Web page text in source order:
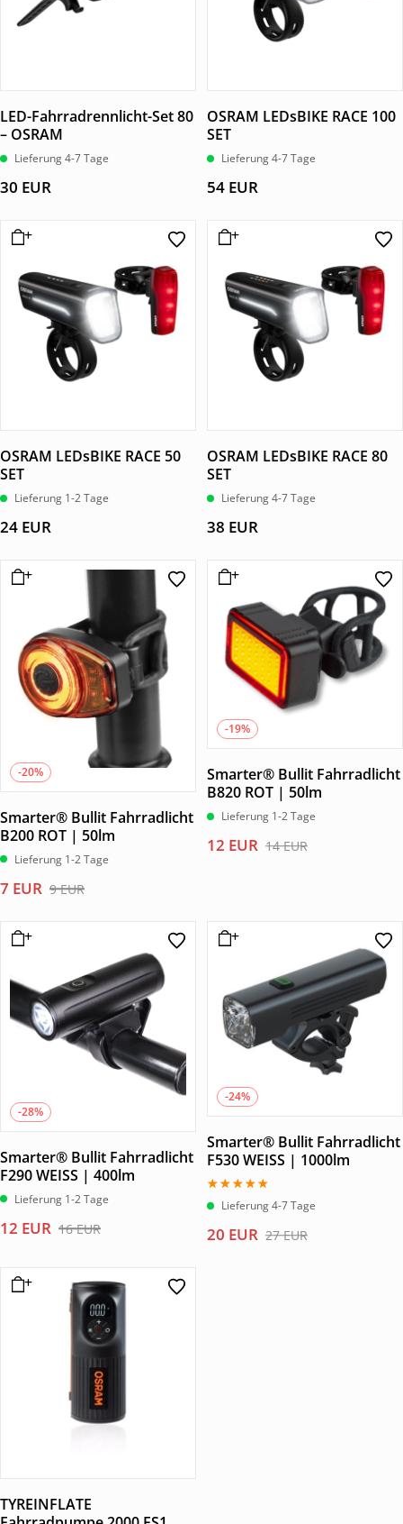
LED-Fahrradrennlicht-Set 80
– OSRAM
Lieferung 4-7 Tage
30 EUR
OSRAM LEDsBIKE RACE 100
SET
Lieferung 4-7 Tage
54 EUR
OSRAM LEDsBIKE RACE 50
SET
Lieferung 1-2 Tage
24 EUR
OSRAM LEDsBIKE RACE 80
SET
Lieferung 4-7 Tage
38 EUR
-20%
Smarter® Bullit Fahrradlicht
B200 ROT | 50lm
Lieferung 1-2 Tage
9EUR
Ursprünglicher
war:
9 EUR
7 EUR
Aktueller
ist:
7 EUR.
-19%
Smarter® Bullit Fahrradlicht
B820 ROT | 50lm
Lieferung 1-2 Tage
14EUR
Ursprünglicher
12 EUR
Aktueller
-28%
Smarter® Bullit Fahrradlicht
F290 WEISS | 400lm
Lieferung 1-2 Tage
16EUR
Ursprünglicher
16 EUR
12 EUR
Aktueller
12 EUR.
-24%
Smarter® Bullit Fahrradlicht
F530 WEISS | 1000lm
Bewertet
mit
von 5
Lieferung 4-7 Tage
27EUR
Ursprünglicher
20 EUR
Aktueller
TYREINFLATE